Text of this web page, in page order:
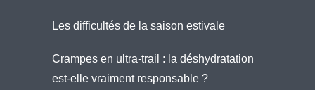
Les difficultés de la saison estivale
Crampes en ultra-trail : la déshydratation
est-elle vraiment responsable ?